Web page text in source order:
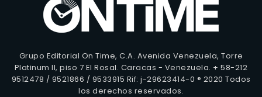
Grupo Editorial On Time, C.A. Avenida Venezuela, Torre
Platinum II, piso 7 El Rosal. Caracas - Venezuela. + 58-212
9512478 / 9521866 / 9533915 Rif: j-29623414-0 ® 2020 Todos
los derechos reservados.